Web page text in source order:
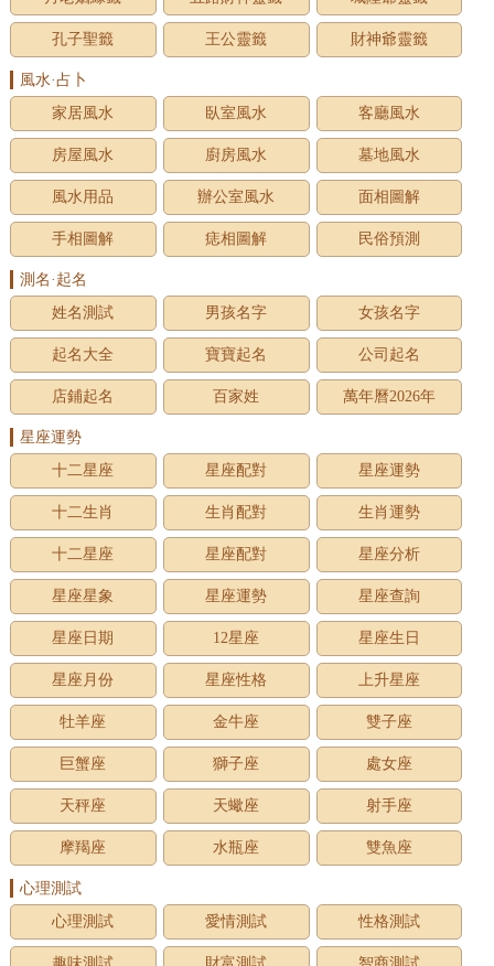
孔子聖籤 王公靈籤 財神爺靈籤
風水·占卜
家居風水
臥室風水 客廳風水
房屋風水 廚房風水 墓地風水
風水用品 辦公室風水 面相圖解
手相圖解 痣相圖解 民俗預測
測名·起名
姓名測試
男孩名字 女孩名字
起名大全 寶寶起名 公司起名
店鋪起名 百家姓 萬年曆2026年
星座運勢
十二星座
星座配對 星座運勢
十二生肖 生肖配對 生肖運勢
十二星座 星座配對 星座分析
星座星象 星座運勢 星座查詢
星座日期 12星座 星座生日
星座月份 星座性格 上升星座
牡羊座 金牛座 雙子座
巨蟹座 獅子座 處女座
天秤座 天蠍座 射手座
摩羯座 水瓶座 雙魚座
心理測試
心理測試
愛情測試 性格測試